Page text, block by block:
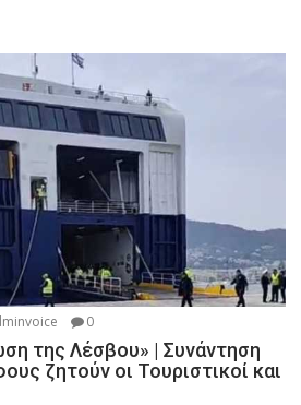
0
της Λέσβου» | Συνάντηση
ζητούν οι Τουριστικοί και